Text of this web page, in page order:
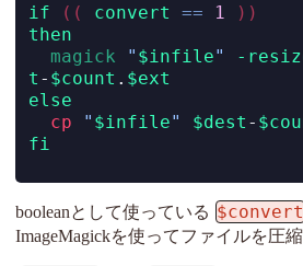
if (( convert == 1
))
then
magick
" $infile" -
t - $count . $ext
else
cp
" $infile" $dest -
fi
booleanとして使っている $convert
ImageMagickを使ってファイルを圧縮